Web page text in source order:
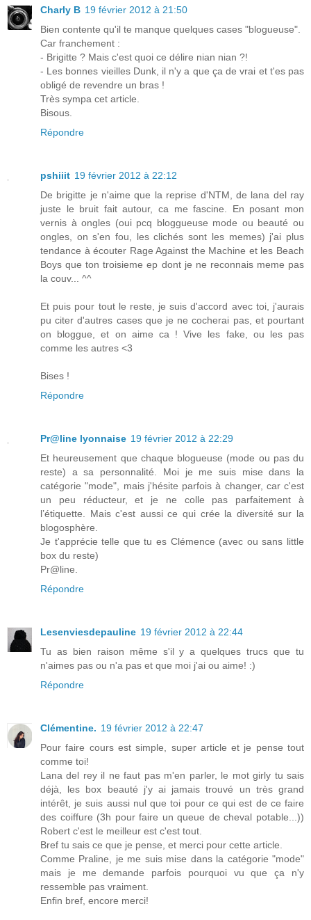
Charly B 19 février 2012 à 21:50
Bien contente qu'il te manque quelques cases "blogueuse".
Car franchement :
- Brigitte ? Mais c'est quoi ce délire nian nian ?!
- Les bonnes vieilles Dunk, il n'y a que ça de vrai et t'es pas
obligé de revendre un bras !
Très sympa cet article.
Bisous.
Répondre
pshiiit 19 février 2012 à 22:12
De brigitte je n'aime que la reprise d'NTM, de lana del ray
juste le bruit fait autour, ca me fascine. En posant mon
vernis à ongles (oui pcq bloggueuse mode ou beauté ou
ongles, on s'en fou, les clichés sont les memes) j'ai plus
tendance à écouter Rage Against the Machine et les Beach
Boys que ton troisieme ep dont je ne reconnais meme pas
la couv... ^^
Et puis pour tout le reste, je suis d'accord avec toi, j'aurais
pu citer d'autres cases que je ne cocherai pas, et pourtant
on bloggue, et on aime ca ! Vive les fake, ou les pas
comme les autres <3
Bises !
Répondre
Pr@line lyonnaise 19 février 2012 à 22:29
Et heureusement que chaque blogueuse (mode ou pas du
reste) a sa personnalité. Moi je me suis mise dans la
catégorie "mode", mais j'hésite parfois à changer, car c'est
un peu réducteur, et je ne colle pas parfaitement à
l’étiquette. Mais c'est aussi ce qui crée la diversité sur la
blogosphère.
Je t'apprécie telle que tu es Clémence (avec ou sans little
box du reste)
Pr@line.
Répondre
Lesenviesdepauline 19 février 2012 à 22:44
Tu as bien raison même s'il y a quelques trucs que tu
n'aimes pas ou n'a pas et que moi j'ai ou aime! :)
Répondre
Clémentine. 19 février 2012 à 22:47
Pour faire cours est simple, super article et je pense tout
comme toi!
Lana del rey il ne faut pas m'en parler, le mot girly tu sais
déjà, les box beauté j'y ai jamais trouvé un très grand
intérêt, je suis aussi nul que toi pour ce qui est de ce faire
des coiffure (3h pour faire un queue de cheval potable...))
Robert c'est le meilleur est c'est tout.
Bref tu sais ce que je pense, et merci pour cette article.
Comme Praline, je me suis mise dans la catégorie "mode"
mais je me demande parfois pourquoi vu que ça n'y
ressemble pas vraiment.
Enfin bref, encore merci!